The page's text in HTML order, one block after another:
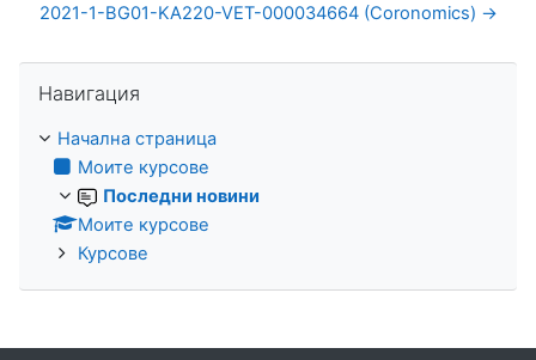
2021-1-BG01-KA220-VET-000034664 (Coronomics) →
Навигация
Начална страница
Моите курсове
Последни новини
Моите курсове
Курсове